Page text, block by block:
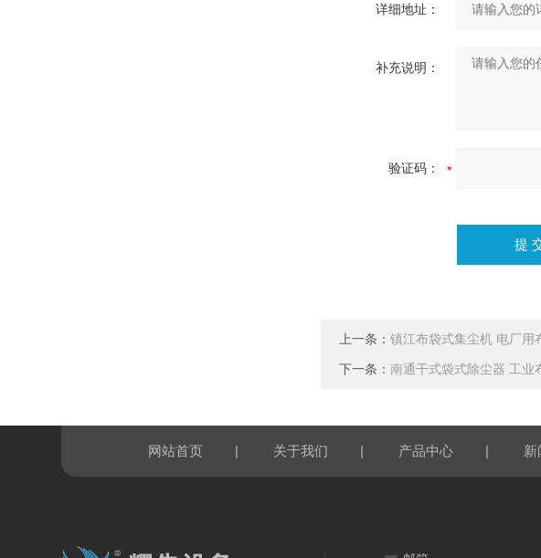
详细地址：
补充说明：
验证码：
上一条：镇江布袋式集尘机 电厂用
下一条：南通干式袋式除尘器 工业
网站首页 | 关于我们 | 产品中心 | 新